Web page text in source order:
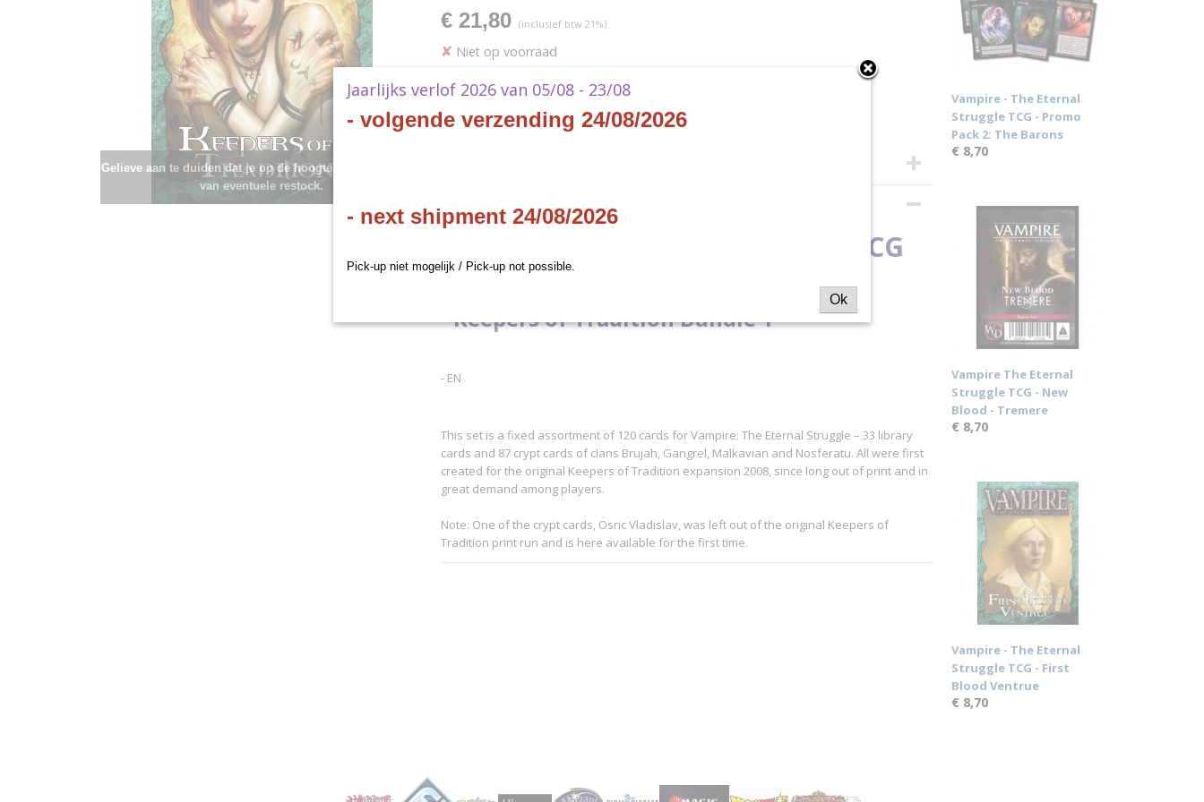
Gelieve aan te duiden dat je op de hoogte wenst te blijven
van eventuele restock.
€ 21,80 (inclusief btw 21%)
✘ Niet op voorraad
EAN code
Productcode leverancier
Vampire - The Eternal Struggle TCG
- Keepers of Tradition Bundle 1
- EN
This set is a fixed assortment of 120 cards for Vampire: The Eternal Struggle – 33 library
cards and 87 crypt cards of clans Brujah, Gangrel, Malkavian and Nosferatu. All were first
created for the original Keepers of Tradition expansion 2008, since long out of print and in
great demand among players.
Note: One of the crypt cards, Osric Vladislav, was left out of the original Keepers of
Tradition print run and is here available for the first time.
Vampire - The Eternal
Struggle TCG - Promo
Pack 2: The Barons
€ 8,70
Vampire The Eternal
Struggle TCG - New
Blood - Tremere
€ 8,70
Vampire - The Eternal
Struggle TCG - First
Blood Ventrue
€ 8,70
Jaarlijks verlof 2026 van 05/08 - 23/08
- volgende verzending 24/08/2026
- next shipment 24/08/2026
Pick-up niet mogelijk / Pick-up not possible.
Ok